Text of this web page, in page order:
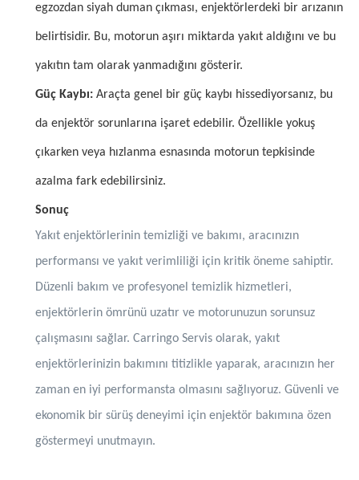
egzozdan siyah duman çıkması, enjektörlerdeki bir arızanın
belirtisidir. Bu, motorun aşırı miktarda yakıt aldığını ve bu
yakıtın tam olarak yanmadığını gösterir.
Güç Kaybı: Araçta genel bir güç kaybı hissediyorsanız, bu
da enjektör sorunlarına işaret edebilir. Özellikle yokuş
çıkarken veya hızlanma esnasında motorun tepkisinde
azalma fark edebilirsiniz.
Sonuç
Yakıt enjektörlerinin temizliği ve bakımı, aracınızın
performansı ve yakıt verimliliği için kritik öneme sahiptir.
Düzenli bakım ve profesyonel temizlik hizmetleri,
enjektörlerin ömrünü uzatır ve motorunuzun sorunsuz
çalışmasını sağlar. Carringo Servis olarak, yakıt
enjektörlerinizin bakımını titizlikle yaparak, aracınızın her
zaman en iyi performansta olmasını sağlıyoruz. Güvenli ve
ekonomik bir sürüş deneyimi için enjektör bakımına özen
göstermeyi unutmayın.